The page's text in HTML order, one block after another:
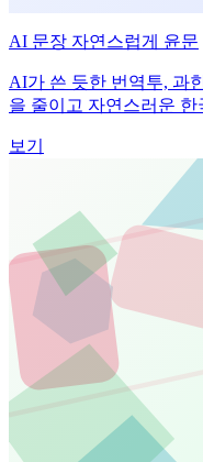
AI 문장 자연스럽게 윤문
AI가 쓴 듯한 번역투, 과
을 줄이고 자연스러운
보기